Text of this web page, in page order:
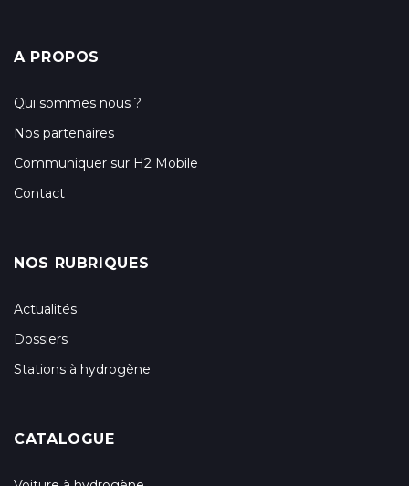
A PROPOS
Qui sommes nous ?
Nos partenaires
Communiquer sur H2 Mobile
Contact
NOS RUBRIQUES
Actualités
Dossiers
Stations à hydrogène
CATALOGUE